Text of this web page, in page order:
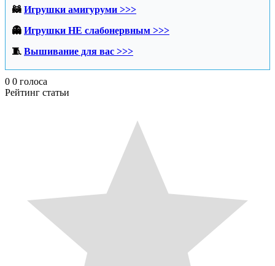
🦝 Игрушки амигуруми >>>
👻 Игрушки НЕ слабонервным >>>
🧵 Вышивание для вас >>>
0 0 голоса
Рейтинг статьи